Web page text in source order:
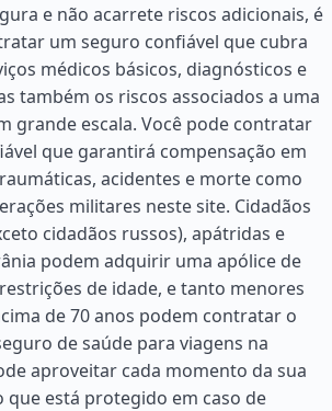
e não acarrete riscos adicionais, é
um seguro confiável que cubra
médicos básicos, diagnósticos e
também os riscos associados a uma
grande escala. Você pode contratar
que garantirá compensação em
acidentes e morte como
militares neste site. Cidadãos
cidadãos russos), apátridas e
podem adquirir uma apólice de
de idade, e tanto menores
de 70 anos podem contratar o
de saúde para viagens na
aproveitar cada momento da sua
que está protegido em caso de